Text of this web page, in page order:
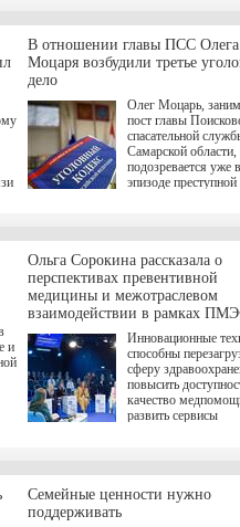
на трудоустройство
спокойную
мирной жизни.
В отношении главы ПСС Олега
Моцаря возбудили третье
дело
Олег Моцарь,
пост главы
спасательной
Самарской области,
подозревается уже
эпизоде преступной
а сам он
и
Ольга Сорокина рассказала о
перспективах превентивной
медицины и межотраслевом
взаимодействии в рамках
Инновационные
способны
сферу
повысить
качество
развить сервисы
определенными
К ним можно
Семейные ценности нужно
поддерживать